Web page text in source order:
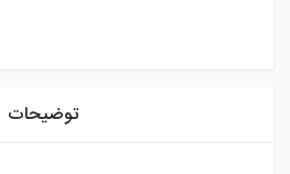
توضیحات